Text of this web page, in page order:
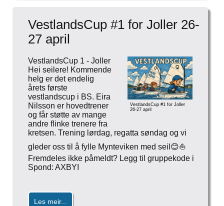
VestlandsCup #1 for Joller 26-
27 april
VestlandsCup #1 for Joller
26-27 april
VestlandsCup 1 - Joller
Hei seilere! Kommende
helg er det endelig
årets første
vestlandscup i BS. Eira
Nilsson er hovedtrener
og får støtte av mange
andre flinke trenere fra
kretsen. Trening lørdag, regatta søndag og vi
gleder oss til å fylle Mynteviken med seil😊⛵️
Fremdeles ikke påmeldt? Legg til gruppekode i
Spond: AXBYI
Les meir...